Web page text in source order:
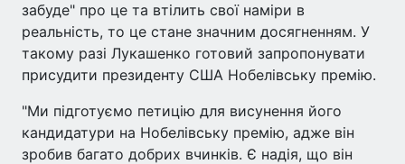
забуде" про це та втілить свої наміри в
реальність, то це стане значним досягненням. У
такому разі Лукашенко готовий запропонувати
присудити президенту США Нобелівську премію.
"Ми підготуємо петицію для висунення його
кандидатури на Нобелівську премію, адже він
зробив багато добрих вчинків. Є надія, що він